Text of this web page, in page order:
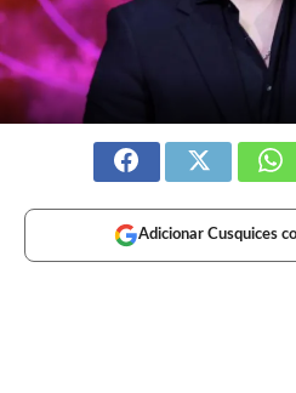
Adicionar Cusquices